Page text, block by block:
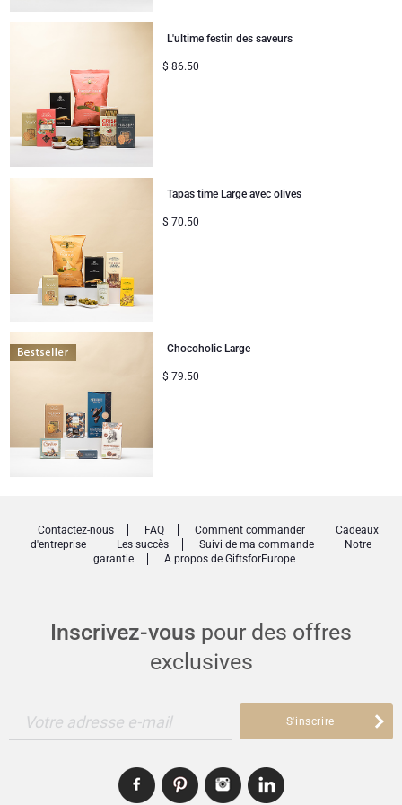
Remerciements
Romance
Cadeaux pour lui
Bon rétablissement
Cadeaux pour partager
Cadeaux pour enfants
L'ultime festin des saveurs
$ 86.50
Tapas time Large avec olives
$ 70.50
Chocoholic Large
$ 79.50
Inscrivez-vous pour des offres
exclusives
Votre adresse e-mail S'inscrire
Contactez-nous FAQ Comment commander
Cadeaux
d'entreprise
Les succès Suivi de ma commande
Notre
garantie
A propos de GiftsforEurope